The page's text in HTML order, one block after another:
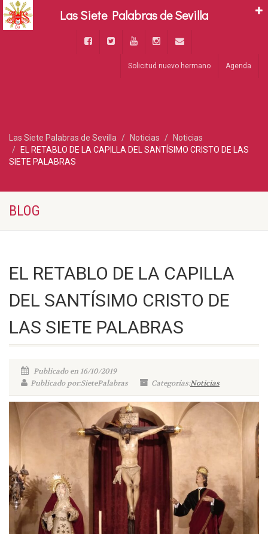
Solicitud nuevo hermano Agenda
Las Siete Palabras de Sevilla Noticias
Noticias
EL RETABLO DE LA CAPILLA DEL SANTÍSIMO CRISTO DE LAS
SIETE PALABRAS
BLOG
EL RETABLO DE LA CAPILLA
DEL SANTÍSIMO CRISTO DE
LAS SIETE PALABRAS
Publicado en 16/10/2019
Publicado por:SietePalabras
Categorías:Noticias
Las Siete Palabras de Sevilla